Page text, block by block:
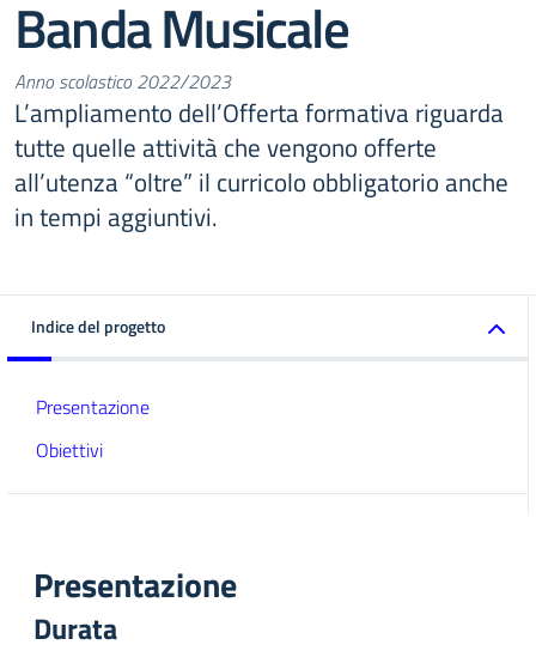
Banda Musicale
Anno scolastico 2022/2023
L’ampliamento dell’Offerta formativa riguarda
tutte quelle attività che vengono offerte
all’utenza “oltre” il curricolo obbligatorio anche
in tempi aggiuntivi.
Indice del progetto
Presentazione
Obiettivi
Presentazione
Durata